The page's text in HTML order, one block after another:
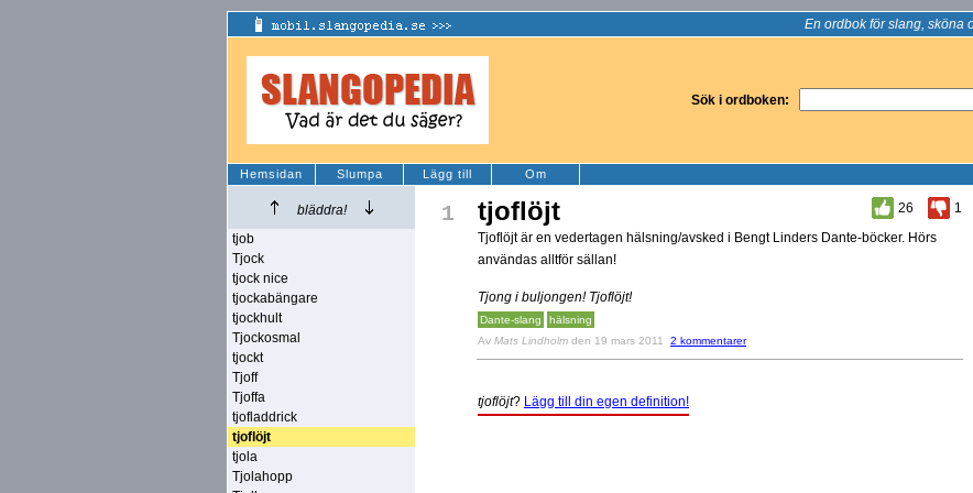
En ordbok för slang, sköna
Sök i ordboken:
Hemsidan Slumpa Lägg till Om
bläddra!
tjob
Tjock
tjock nice
tjockabängare
tjockhult
Tjockosmal
tjockt
Tjoff
Tjoffa
tjofladdrick
tjoflöjt
tjola
Tjolahopp
1 tjoflöjt 26
1
Tjoflöjt är en vedertagen hälsning/avsked i Bengt Linders Dante-böcker. Hörs
användas alltför sällan!
Tjong i buljongen! Tjoflöjt!
Dante-slang
hälsning
Av Mats Lindholm den 19 mars 2011 2 kommentarer
tjoflöjt? Lägg till din egen definition!